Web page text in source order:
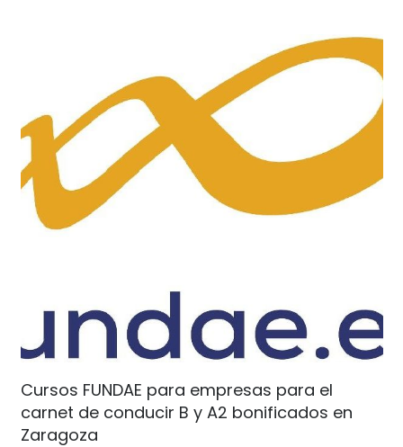
Cursos FUNDAE para empresas para el
carnet de conducir B y A2 bonificados en
Zaragoza